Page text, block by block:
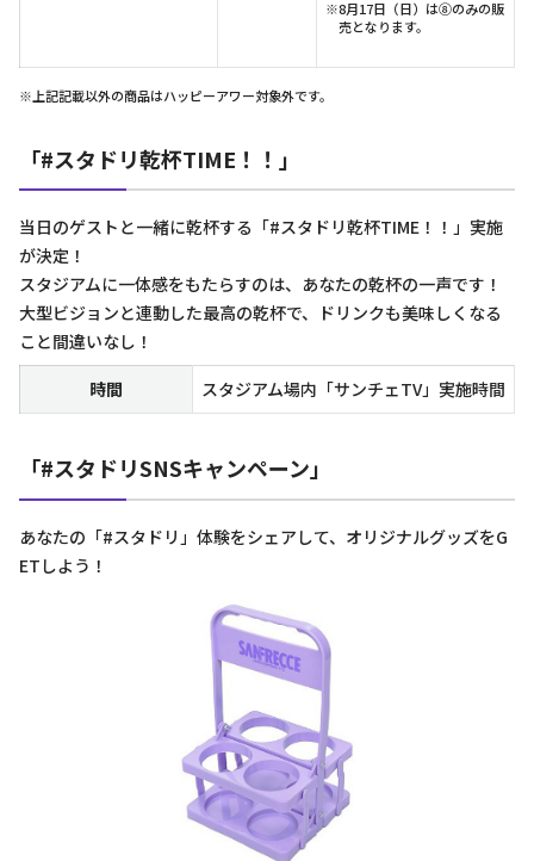
※8月17日（日）は⑧のみの販
売となります。
※上記記載以外の商品はハッピーアワー対象外です。
「#スタドリ乾杯TIME！！」
当日のゲストと一緒に乾杯する「#スタドリ乾杯TIME！！」実施
が決定！
スタジアムに一体感をもたらすのは、あなたの乾杯の一声です！
大型ビジョンと連動した最高の乾杯で、ドリンクも美味しくなる
こと間違いなし！
時間
スタジアム場内「サンチェTV」実施時間
「#スタドリSNSキャンペーン」
あなたの「#スタドリ」体験をシェアして、オリジナルグッズをG
ETしよう！